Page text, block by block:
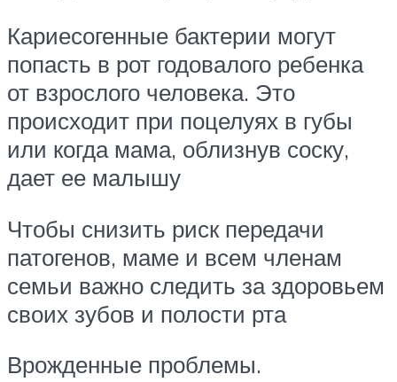
Кариесогенные бактерии могут
попасть в рот годовалого ребенка
от взрослого человека. Это
происходит при поцелуях в губы
или когда мама, облизнув соску,
дает ее малышу
Чтобы снизить риск передачи
патогенов, маме и всем членам
семьи важно следить за здоровьем
своих зубов и полости рта
Врожденные проблемы.